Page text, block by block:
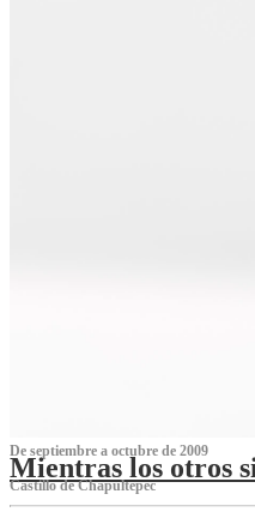
De septiembre a octubre de 2009
Mientras los otros
Castillo de Chapultepec